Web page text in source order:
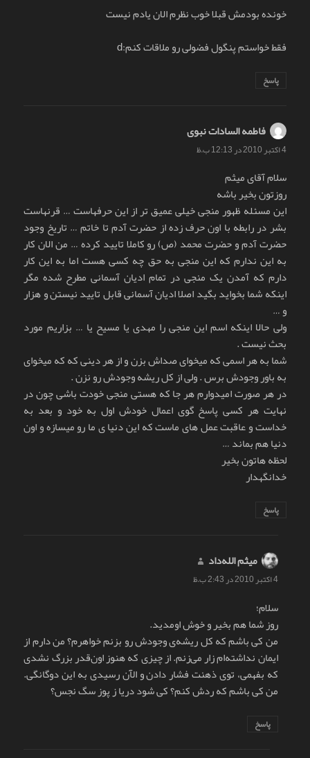
خونده بودمش قبلا خوب نظرم الان یادم نیست
فقط خواستم پنگول فضولی رو ملاقات کنم:d
پاسخ
فاطمه السادات نبوی
4 اکتبر 2010 در 12:13 ب.ظ
سلام آقای میثم
روزتون بخیر باشه
این مسئله ظهور منجی خیلی عمیق تر از این حرفهاست … قرنهاست
بشر در رابطه با اون حرف زده از حضرت آدم تا خاتم … تاریخ وجود
حضرت آدم و حضرت محمد (ص) رو کاملا تایید کرده … من الان کار
به این ندارم که این منجی به حق چه کسی هست اما به این کار
دارم که آمدن یک منجی در تمام ادیان آسمانی مطرح شده مگر
اینکه شما بخواید بگید اصلا ادیان آسمانی قابل تایید نیستن و هزار
و …
ولی حالا اینکه اسم این منجی را مهدی یا مسیح یا … بزاریم مورد
بحث نیست .
شما به هر اسمی که میخوای صداش بزن و از هر دینی که که میخوای
به باور وجودش برس . ولی از کل ریشه وجودش رو نزن .
در هر صورت امیدوارم هر جا که هستی منجی خودت باشی چون در
نهایت هر کسی پاسخ گوی اعمال خودش اول به خود و بعد به
خداست و عاقبت عمل های ماست که این دنیا ی ما رو میسازه و اون
دنیا هم بماند …
لحظه هاتون بخیر
خدانگهدار
پاسخ
میثم الله‌داد
4 اکتبر 2010 در 2:43 ب.ظ
سلام؛
روز شما هم بخیر و خوش اومدید.
من کی باشم که کل ریشه‌ی وجودش رو بزنم خواهرم؟ من دارم از
ایمان نداشته‌ام زار می‌زنم. از چیزی که هنوز اون‌قدر بزرگ نشدی
که بفهمی، توی ذهنت فشار دادن و الآن رسیدی به این دوگانگی.
من کی باشم که ردش کنم؟ کی شود دریا ز پوز سگ نجس؟
پاسخ